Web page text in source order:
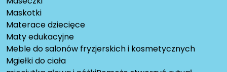
Maskotki
Materace dziecięce
Maty edukacyjne
Meble do salonów fryzjerskich i kosmetycznych
Mgiełki do ciała